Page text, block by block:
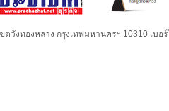
วังทองหลาง กรุงเทพมหานครฯ 10310 เบ